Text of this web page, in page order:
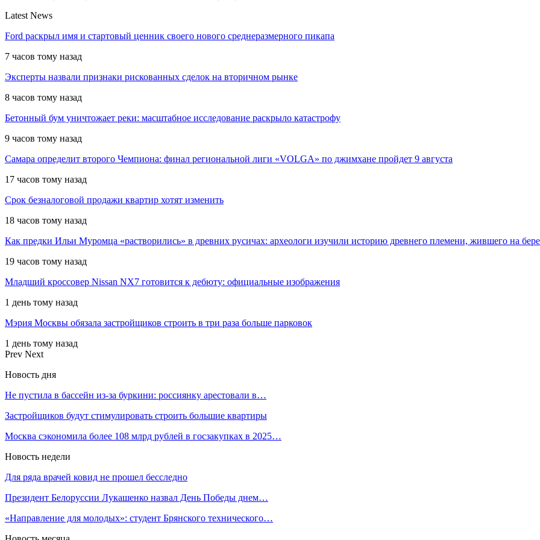
Latest News
Ford раскрыл имя и стартовый ценник своего нового среднеразмерного пикапа
7 часов тому назад
Эксперты назвали признаки рискованных сделок на вторичном рынке
8 часов тому назад
Бетонный бум уничтожает реки: масштабное исследование раскрыло катастрофу
9 часов тому назад
Самара определит второго Чемпиона: финал региональной лиги «VOLGA» по джимхане пройдет 9 августа
17 часов тому назад
Срок безналоговой продажи квартир хотят изменить
18 часов тому назад
Как предки Ильи Муромца «растворились» в древних русичах: археологи изучили историю древнего племени, жившего на
19 часов тому назад
Младший кроссовер Nissan NX7 готовится к дебюту: официальные изображения
1 день тому назад
Мэрия Москвы обязала застройщиков строить в три раза больше парковок
1 день тому назад
Prev Next
Новость дня
Не пустила в бассейн из-за буркини: россиянку арестовали в…
Застройщиков будут стимулировать строить большие квартиры
Москва сэкономила более 108 млрд рублей в госзакупках в 2025…
Новость недели
Для ряда врачей ковид не прошел бесследно
Президент Белоруссии Лукашенко назвал День Победы днем…
«Направление для молодых»: студент Брянского технического…